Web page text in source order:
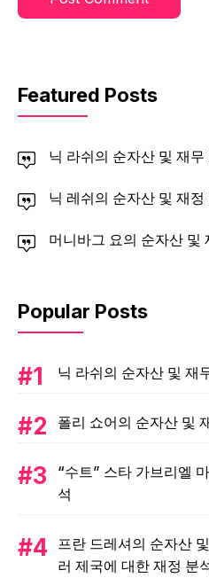
Featured Posts
닉 라쉬의 순자산 및 재무
닉 레쉬의 순자산 및 재정
머니바그 요의 순자산 및
Popular Posts
닉 라쉬의 순자산 및 재
폴리 쇼어의 순자산 및
“수트” 스타 가브리엘
석
프란 드레셔의 순자산
러 제국에 대한 재정 분